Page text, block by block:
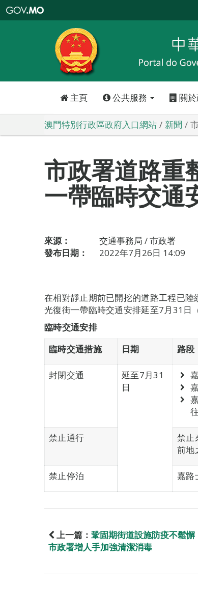
特
政
區
政
口
主頁 公共服務 關
澳門特別行政區政府入口網站 新聞
市政署道路重
一帶臨時交通
來源：
交通事務局 / 市政署
發布日期：
2022年7月26日 14:09
在相對靜止期前已開挖的道路工程已
光復街一帶臨時交通安排延至7月31日
臨時交通安排
臨時交通措施
日期 路段
封閉交通
延至7月31
日
禁止通行
禁止
前地
禁止停泊 嘉路
上一篇： 鞏固期街道設施防疫不鬆懈
市政署增人手加強清潔消毒